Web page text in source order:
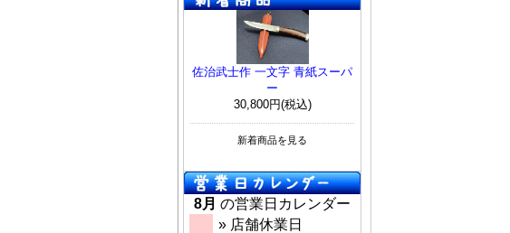
佐治武士作 一文字 青紙スーパ
ー
30,800円(税込)
新着商品を見る
8月 の営業日カレンダー
» 店舗休業日